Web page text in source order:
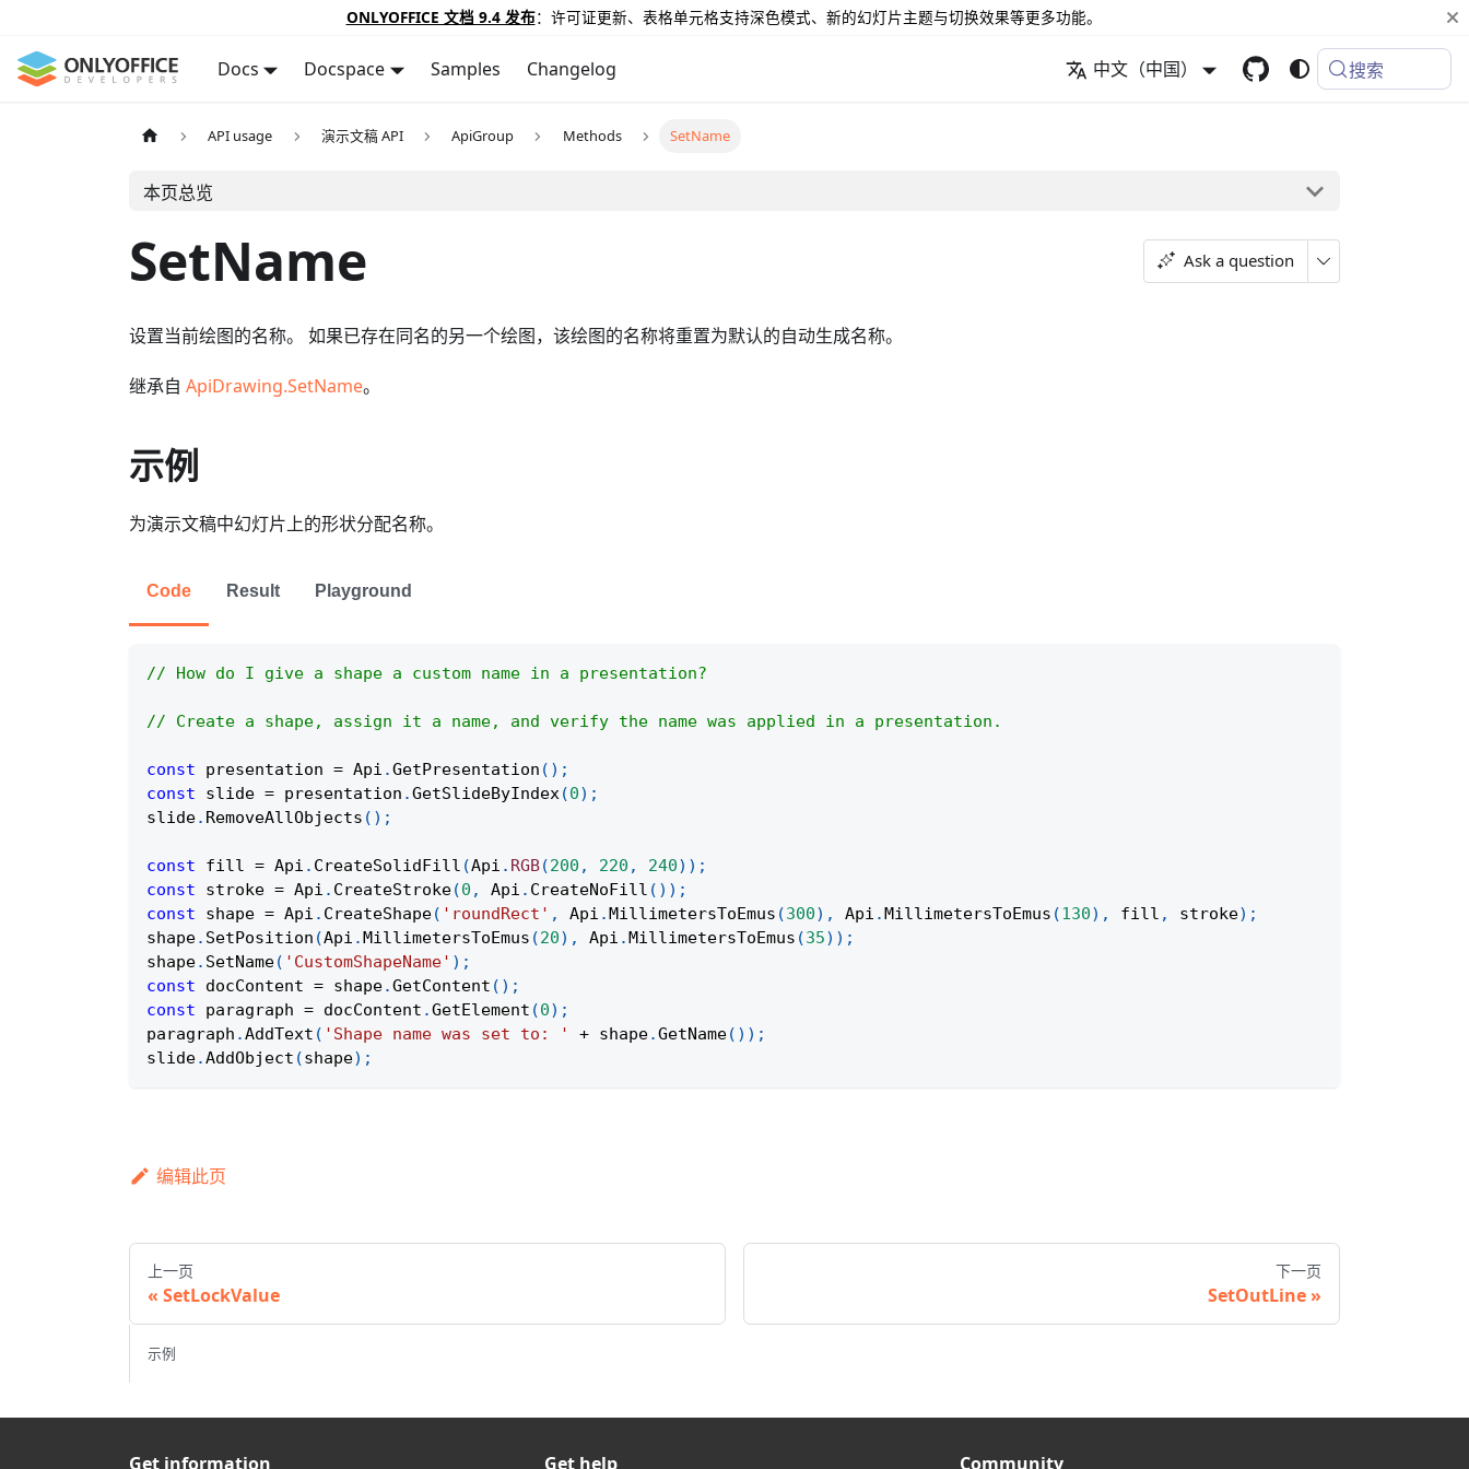
ONLYOFFICE 文档 9.4 发布：许可证更新、表格单元格支持深色模式、新的幻灯片主题与切换效果等更多功能。
Docs Docspace Samples Changelog 中文（中国） 搜索
API usage 演示文稿 API ApiGroup Methods SetName
本页总览
SetName Ask a question
设置当前绘图的名称。 如果已存在同名的另一个绘图，该绘图的名称将重置为默认的自动生成名称。
继承自 ApiDrawing.SetName。
示例
为演示文稿中幻灯片上的形状分配名称。
Code Result Playground
// How do I give a shape a custom name in a presentation?
// Create a shape, assign it a name, and verify the name was applied in a presentation.
const presentation = Api .GetPresentation ( ) ;
const slide = presentation .GetSlideByIndex(0) ;
slide. RemoveAllObjects ( ) ;
const fill = Api . CreateSolidFill (Api . RGB(200 , 220 , 240) ) ;
const stroke = Api . CreateStroke(0 , Api . CreateNoFill ( ) ) ;
const shape = Api . CreateShape( 'roundRect' , Api .MillimetersToEmus (300) , Api .MillimetersToEmus (130) , fill , stroke) ;
shape. SetPosition (Api .MillimetersToEmus (20) , Api .MillimetersToEmus (35) ) ;
shape. SetName( 'CustomShapeName' ) ;
const docContent = shape.GetContent ( ) ;
const paragraph = docContent .GetElement (0) ;
paragraph .AddText ( 'Shape name was set to: ' + shape.GetName( ) ) ;
slide.AddObject (shape) ;
编辑此页
上一页
SetLockValue
下一页
SetOutLine
示例
Get information Get help Community